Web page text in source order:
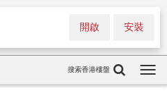
安裝
開啟
搜索香港樓盤